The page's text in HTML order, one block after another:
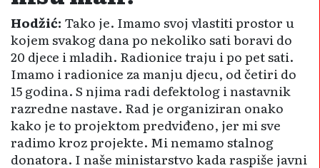
Hodžić: Tako je. Imamo svoj vla­stiti prostor u
kojem svakog dana po nekoliko sati boravi do
20 djece i mladih. Radionice traju i po pet sati.
Imamo i radionice za manju djecu, od četiri do
15 godina. S njima radi defektolog i nastavnik
razredne nastave. Rad je organiziran onako
kako je to projektom predviđeno, jer mi sve
radimo kroz projekte. Mi nemamo stalnog
donatora. I naše ministarstvo kada raspiše javni